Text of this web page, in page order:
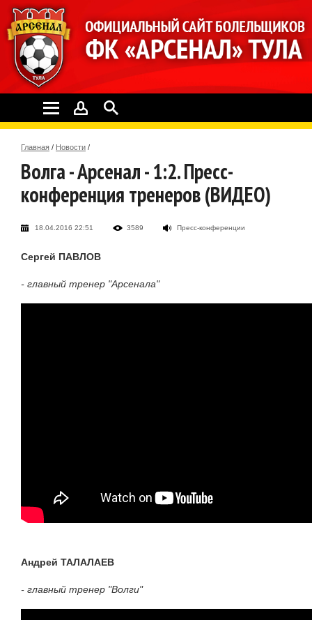
Главная / Новости /
Волга - Арсенал - 1:2. Пресс-
конференция тренеров (ВИДЕО)
18.04.2016 22:51 3589 Пресс-конференции
Сергей ПАВЛОВ
- главный тренер "Арсенала"
Андрей ТАЛАЛАЕВ
- главный тренер "Волги"